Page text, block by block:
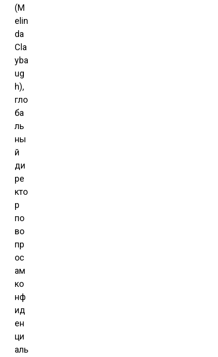
(M
elin
da
Cla
yba
ug
h),
гло
ба
ль
ны
й
ди
ре
кто
р
по
во
пр
ос
ам
ко
нф
ид
ен
ци
аль